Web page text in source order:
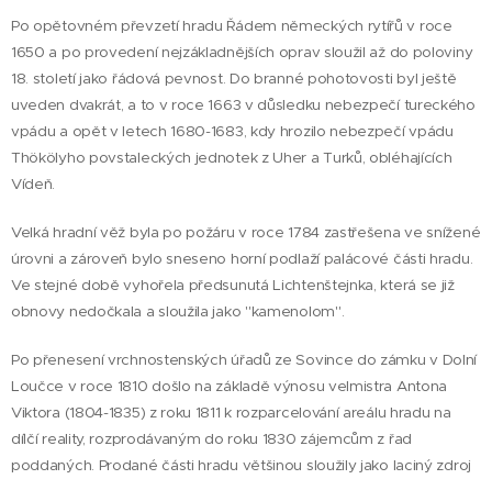
Po opětovném převzetí hradu Řádem německých rytířů v roce
1650 a po provedení nejzákladnějších oprav sloužil až do poloviny
18. století jako řádová pevnost. Do branné pohotovosti byl ještě
uveden dvakrát, a to v roce 1663 v důsledku nebezpečí tureckého
vpádu a opět v letech 1680-1683, kdy hrozilo nebezpečí vpádu
Thökölyho povstaleckých jednotek z Uher a Turků, obléhajících
Vídeň.
Velká hradní věž byla po požáru v roce 1784 zastřešena ve snížené
úrovni a zároveň bylo sneseno horní podlaží palácové části hradu.
Ve stejné době vyhořela předsunutá Lichtenštejnka, která se již
obnovy nedočkala a sloužila jako "kamenolom".
Po přenesení vrchnostenských úřadů ze Sovince do zámku v Dolní
Loučce v roce 1810 došlo na základě výnosu velmistra Antona
Viktora (1804-1835) z roku 1811 k rozparcelování areálu hradu na
dílčí reality, rozprodávaným do roku 1830 zájemcům z řad
poddaných. Prodané části hradu většinou sloužily jako laciný zdroj